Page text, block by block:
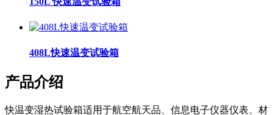
408L快速温变试验箱
产品介绍
快温变湿热试验箱适用于航空航天品、信息电子仪器仪表、材